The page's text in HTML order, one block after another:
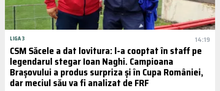
LIGA 3 14:19
CSM Săcele a dat lovitura: l-a cooptat în staff pe
legendarul stegar Ioan Naghi. Campioana
Brașovului a produs surpriza și în Cupa României,
dar meciul său va fi analizat de FRF